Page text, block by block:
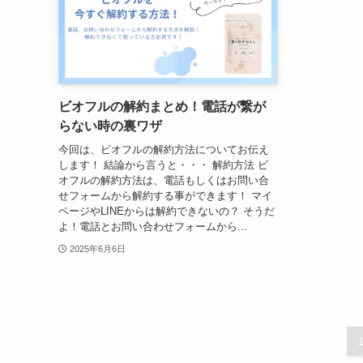
ビオフルの解約まとめ！電話が繋が
らない時の裏ワザ
今回は、ビオフルの解約方法についてお伝え
します！ 結論から言うと・・・ 解約方法 ビ
オフルの解約方法は、電話もしくはお問い合
せフォームから解約する事ができます！ マイ
ページやLINEからは解約できないの？ そうだ
よ！電話とお問い合わせフォームから...
2025年6月6日
1